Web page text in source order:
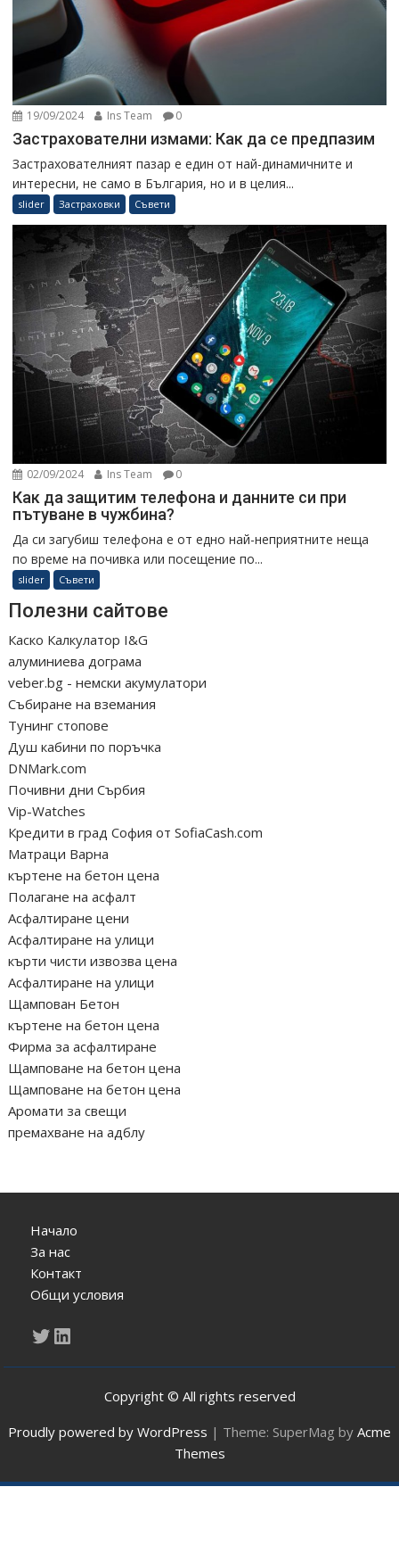
19/09/2024 Ins Team 0
Застрахователни измами: Как да се предпазим
Застрахователният пазар е един от най-динамичните и
интересни, не само в България, но и в целия...
slider Застраховки Съвети
02/09/2024 Ins Team 0
Как да защитим телефона и данните си при
пътуване в чужбина?
Да си загубиш телефона е от едно най-неприятните неща
по време на почивка или посещение по...
slider Съвети
Полезни сайтове
Каско Калкулатор I&G
алуминиева дограма
veber.bg - немски акумулатори
Събиране на вземания
Тунинг стопове
Душ кабини по поръчка
DNMark.com
Почивни дни Сърбия
Vip-Watches
Кредити в град София от SofiaCash.com
Матраци Варна
къртене на бетон цена
Полагане на асфалт
Асфалтиране цени
Асфалтиране на улици
кърти чисти извозва цена
Асфалтиране на улици
Щампован Бетон
къртене на бетон цена
Фирма за асфалтиране
Щамповане на бетон цена
Щамповане на бетон цена
Аромати за свещи
премахване на адблу
Начало
За нас
Контакт
Общи условия
Twitter
LinkedIn
Copyright © All rights reserved
Proudly powered by WordPress | Theme: SuperMag by Acme
Themes